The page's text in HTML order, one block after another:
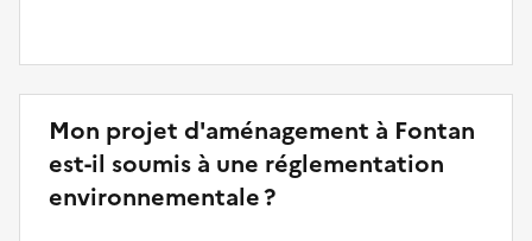
Mon projet d'aménagement à Fontan
est-il soumis à une réglementation
environnementale ?